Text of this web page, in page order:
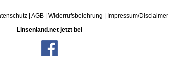
AGB Widerrufsbelehrung Impressum/Disclaimer
Linsenland.net jetzt bei